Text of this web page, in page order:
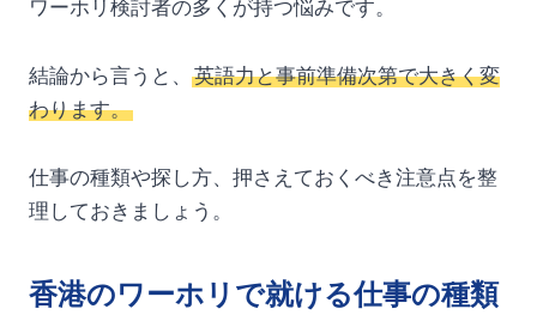
ワーホリ検討者の多くが持つ悩みです。
結論から言うと、
英語力と事前準備次第で大きく変
わります。
仕事の種類や探し方、押さえておくべき注意点を整
理しておきましょう。
香港のワーホリで就ける仕事の種類